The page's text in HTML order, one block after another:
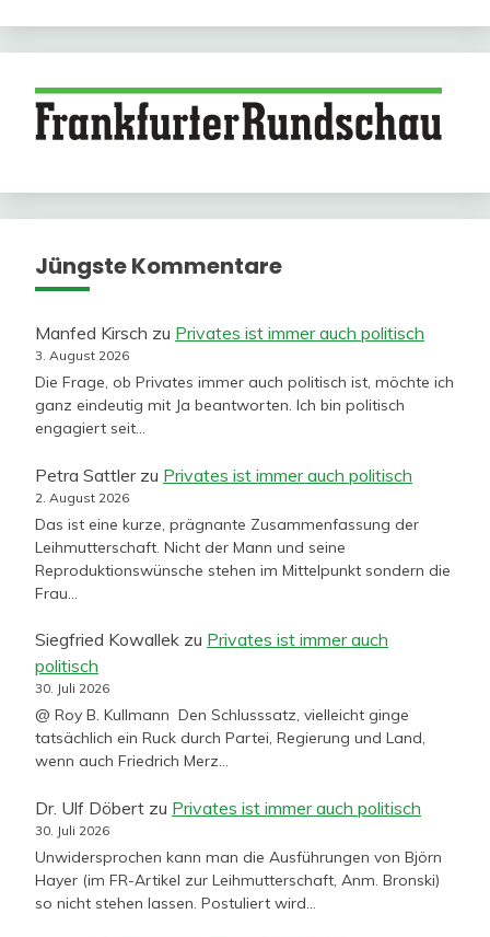
Jüngste Kommentare
Manfed Kirsch zu Privates ist immer auch politisch
3. August 2026
Die Frage, ob Privates immer auch politisch ist, möchte ich
ganz eindeutig mit Ja beantworten. Ich bin politisch
engagiert seit…
Petra Sattlerzu Privates ist immer auch politisch
2. August 2026
Das ist eine kurze, prägnante Zusammenfassung der
Leihmutterschaft. Nicht der Mann und seine
Reproduktionswünsche stehen im Mittelpunkt sondern die
Frau…
Siegfried Kowallek zu Privates ist immer auch
politisch
30. Juli 2026
@ Roy B. Kullmann Den Schlusssatz, vielleicht ginge
tatsächlich ein Ruck durch Partei, Regierung und Land,
wenn auch Friedrich Merz…
Dr. Ulf Döbert zu Privates ist immer auch politisch
30. Juli 2026
Unwidersprochen kann man die Ausführungen von Björn
Hayer (im FR-Artikel zur Leihmutterschaft, Anm. Bronski)
so nicht stehen lassen. Postuliert wird…